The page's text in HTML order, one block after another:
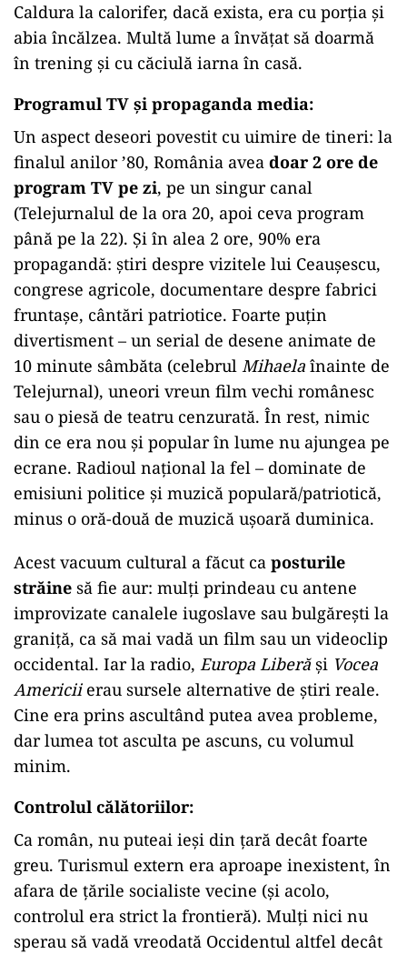
Caldura la calorifer, dacă exista, era cu porția și
abia încălzea. Multă lume a învățat să doarmă
în trening și cu căciulă iarna în casă.
Programul TV și propaganda media:
Un aspect deseori povestit cu uimire de tineri: la
finalul anilor ’80, România avea doar 2 ore de
program TV pe zi, pe un singur canal
(Telejurnalul de la ora 20, apoi ceva program
până pe la 22). Și în alea 2 ore, 90% era
propagandă: știri despre vizitele lui Ceaușescu,
congrese agricole, documentare despre fabrici
fruntașe, cântări patriotice. Foarte puțin
divertisment – un serial de desene animate de
10 minute sâmbăta (celebrul Mihaela înainte de
Telejurnal), uneori vreun film vechi românesc
sau o piesă de teatru cenzurată. În rest, nimic
din ce era nou și popular în lume nu ajungea pe
ecrane. Radioul național la fel – dominate de
emisiuni politice și muzică populară/patriotică,
minus o oră-două de muzică ușoară duminica.
Acest vacuum cultural a făcut ca posturile
străine să fie aur: mulți prindeau cu antene
improvizate canalele iugoslave sau bulgărești la
graniță, ca să mai vadă un film sau un videoclip
occidental. Iar la radio, Europa Liberăși Vocea
Americiierau sursele alternative de știri reale.
Cine era prins ascultând putea avea probleme,
dar lumea tot asculta pe ascuns, cu volumul
minim.
Controlul călătoriilor:
Ca român, nu puteai ieși din țară decât foarte
greu. Turismul extern era aproape inexistent, în
afara de țările socialiste vecine (și acolo,
controlul era strict la frontieră). Mulți nici nu
sperau să vadă vreodată Occidentul altfel decât